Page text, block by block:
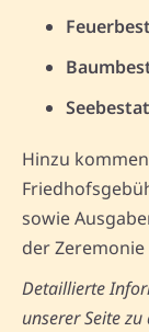
Hinzu
sowie
der
Detaillierte
unserer Seite zu